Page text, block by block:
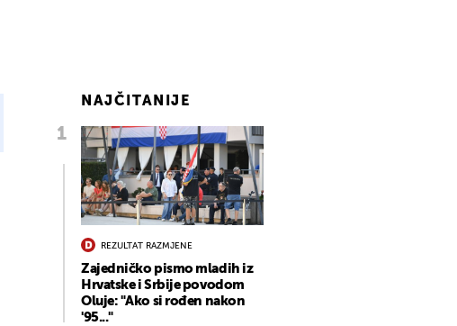
NAJČITANIJE
REZULTAT RAZMJENE
Zajedničko pismo mladih iz
Hrvatske i Srbije povodom
Oluje: "Ako si rođen nakon
'95..."